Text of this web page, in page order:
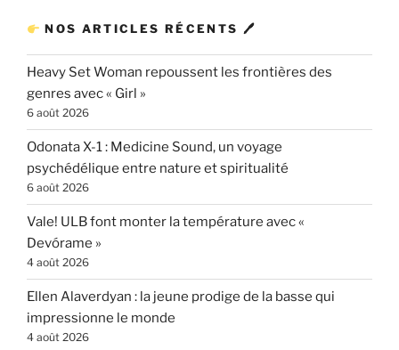
NOS ARTICLES RÉCENTS 🖊
Heavy Set Woman repoussent les frontières des
genres avec « Girl »
6 août 2026
Odonata X-1 : Medicine Sound, un voyage
psychédélique entre nature et spiritualité
6 août 2026
Vale! ULB font monter la température avec «
Devórame »
4 août 2026
Ellen Alaverdyan : la jeune prodige de la basse qui
impressionne le monde
4 août 2026